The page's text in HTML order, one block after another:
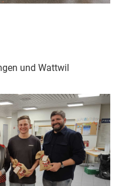
und Wattwil